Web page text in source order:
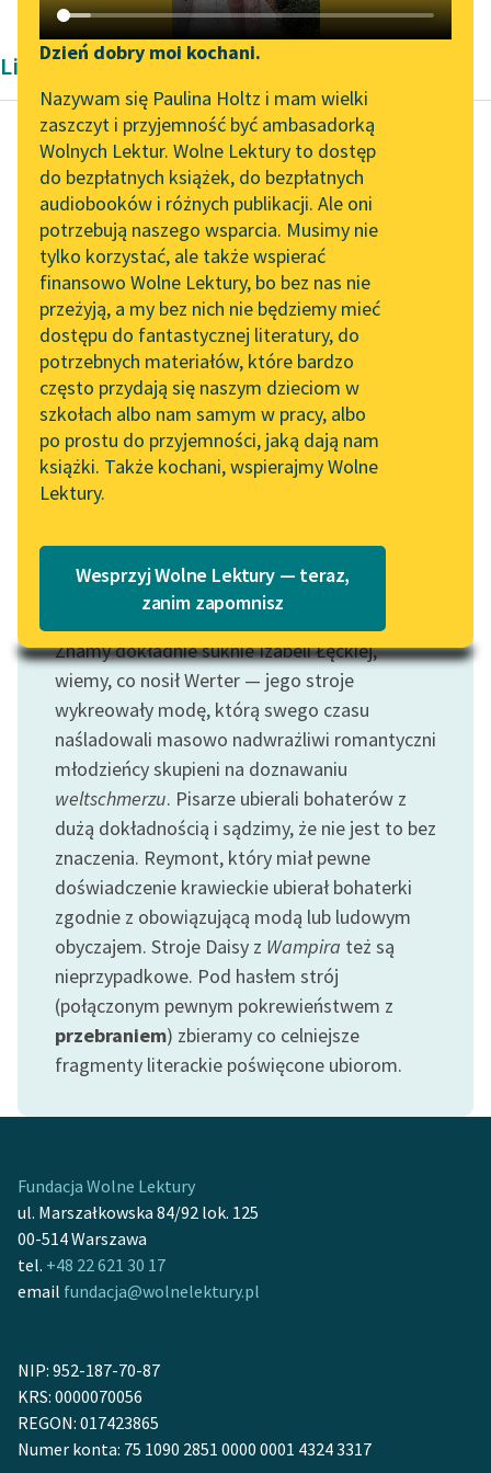
Katalog DAISY
Podkasty o książkach
Zgłoś brak utworu
Aktualności
„Prokurator Alicja Horn”
do słuchania
Byliśmy częścią AI Impact
Lab
Zapraszamy na spotkanie
online z tłumaczkami
literatury skandynawskiej
Spotkanie z Katarzyną
Tunkiel w Oslo
102. lata temu zmarł
Joseph Conrad
Lektury szkolne i klasyka
literatury do słuchania dla
uczennic i uczniów z
niepełnosprawnościami
E-kolekcja lektur
szkolnych i literatury do
słuchania dla uczennic i
uczniów z
niepełnosprawnościami
Feministyczne inspiracje.
Popularyzacja
skandynawskiej literatury
feministycznej
Ręce pełne poezji
Kolekcje edukacyjne
twórców przechodzących
lektur szkolnych oraz
Odkurzamy bohaterów
Szkoła Poezji Wolnych
Lektur
Narzędzia
Mapa Wolnych Lektur
Leśmianator
Przewodnik dla piszących i
czytających
API
OAI-PMH
Widget Wolnych Lektur
Przypisy
Katalog w formacie PDF
O nas
O projekcie
Zespół
Dzień dobry moi kochani.
Nazywam się Paulina Holtz i mam wielki
zaszczyt i przyjemność być ambasadorką
Wolnych Lektur. Wolne Lektury to dostęp
do bezpłatnych książek, do bezpłatnych
audiobooków i różnych publikacji. Ale oni
potrzebują naszego wsparcia. Musimy nie
tylko korzystać, ale także wspierać
finansowo Wolne Lektury, bo bez nas nie
przeżyją, a my bez nich nie będziemy mieć
dostępu do fantastycznej literatury, do
potrzebnych materiałów, które bardzo
często przydają się naszym dzieciom w
szkołach albo nam samym w pracy, albo
po prostu do przyjemności, jaką dają nam
książki. Także kochani, wspierajmy Wolne
Lektury.
Wesprzyj Wolne Lektury — teraz,
zanim zapomnisz
Liryka Aleksandra Kasprzak i Lula Sarnia
Bartosz Dłubała
***
mama mówiła że idzie
się powiesić
jak schnąca bielizna na
sznurku
widzieliśmy tam
szkielet zakuty...
Czytaj więcej
Motyw: Strój
Znamy dokładnie suknie Izabeli Łęckiej,
wiemy, co nosił Werter — jego stroje
wykreowały modę, którą swego czasu
naśladowali masowo nadwrażliwi romantyczni
młodzieńcy skupieni na doznawaniu
weltschmerzu. Pisarze ubierali bohaterów z
dużą dokładnością i sądzimy, że nie jest to bez
znaczenia. Reymont, który miał pewne
doświadczenie krawieckie ubierał bohaterki
zgodnie z obowiązującą modą lub ludowym
obyczajem. Stroje Daisy z Wampira też są
nieprzypadkowe. Pod hasłem strój
(połączonym pewnym pokrewieństwem z
przebraniem) zbieramy co celniejsze
fragmenty literackie poświęcone ubiorom.
Fundacja Wolne Lektury
ul. Marszałkowska 84/92 lok. 125
00-514 Warszawa
tel. +48 22 621 30 17
email fundacja@wolnelektury.pl
NIP: 952-187-70-87
KRS: 0000070056
REGON: 017423865
Numer konta: 75 1090 2851 0000 0001 4324 3317